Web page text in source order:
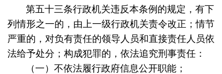
第五十三条行政机关违反本条例的规定，有下
列情形之一的，由上一级行政机关责令改正；情节
严重的，对负有责任的领导人员和直接责任人员依
法给予处分；构成犯罪的，依法追究刑事责任：
（一）不依法履行政府信息公开职能；